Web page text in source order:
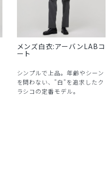
メンズ白衣:アーバンLABコ
ート
シンプルで上品。年齢やシーン
を問わない、"白"を追求したク
ラシコの定番モデル。